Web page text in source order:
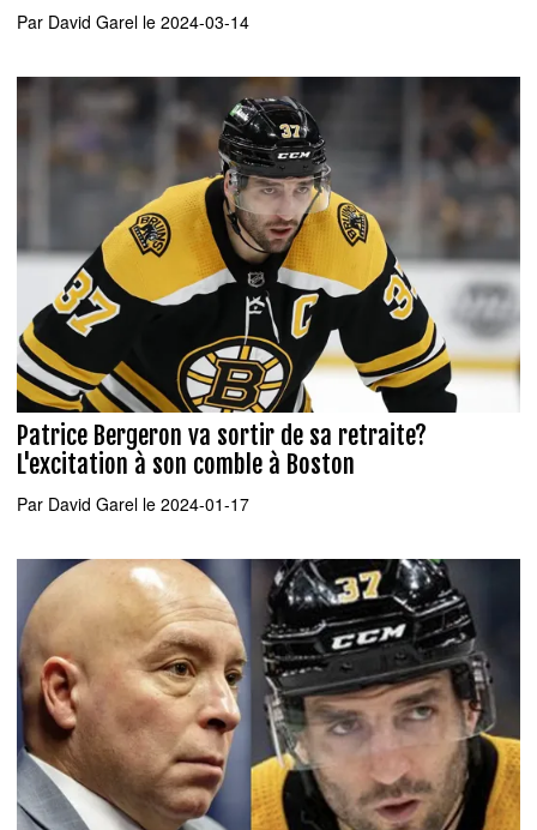
Par David Garel le 2024-03-14
Patrice Bergeron va sortir de sa retraite?
L'excitation à son comble à Boston
Par David Garel le 2024-01-17